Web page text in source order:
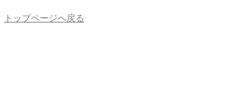
トップページへ戻る